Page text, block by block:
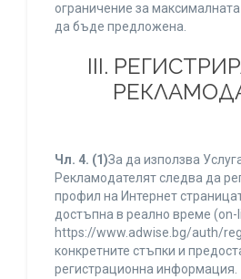
ограничение за
да бъде предложена.
ІІІ.
Чл. 4. (1)За да използва
Рекламодателят следва да
профил на Интернет
достъпна в реално време (on-
https://www.adwise.bg/auth/
конкретните стъпки и
регистрационна информация.